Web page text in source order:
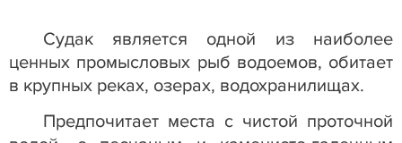
Судак является одной из наиболее
ценных промысловых рыб водоемов, обитает
в крупных реках, озерах, водохранилищах.
Предпочитает места с чистой проточной